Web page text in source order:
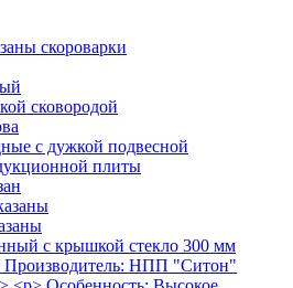
скороварки
сковородой
с дужкой подвесной
плиты